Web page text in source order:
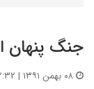
جنگ پنهان